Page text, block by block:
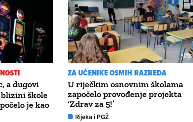
a dugovi
blizini škole
je kao
ZA UČENIKE OSMIH RAZREDA
U riječkim osnovnim školama
započelo provođenje projekta
‘Zdrav za 5!’
Rijeka i PGŽ